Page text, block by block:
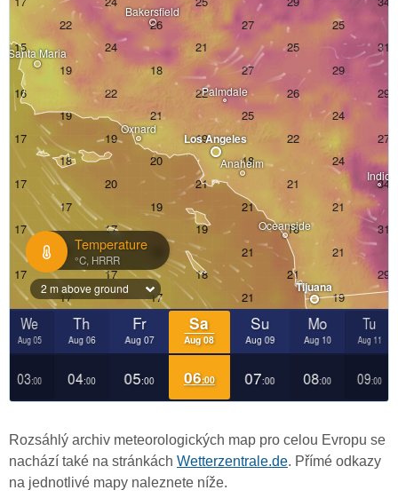
Rozsáhlý archiv meteorologických map pro celou Evropu se
nachází také na stránkách Wetterzentrale.de. Přímé odkazy
na jednotlivé mapy naleznete níže.